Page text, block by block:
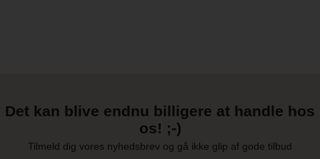
Det kan blive endnu billigere at handle hos
os! ;-)
Tilmeld dig vores nyhedsbrev og gå ikke glip af gode tilbud